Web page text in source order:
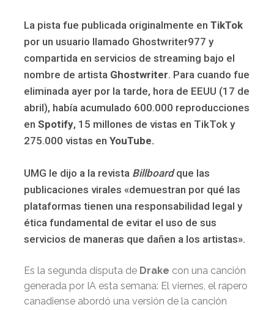
La pista fue publicada originalmente en TikTok
por un usuario llamado Ghostwriter977 y
compartida en servicios de streaming bajo el
nombre de artista Ghostwriter. Para cuando fue
eliminada ayer por la tarde, hora de EEUU (17 de
abril), había acumulado 600.000 reproducciones
en Spotify, 15 millones de vistas en TikTok y
275.000 vistas en YouTube.
UMG le dijo a la revista Billboardque las
publicaciones virales «demuestran por qué las
plataformas tienen una responsabilidad legal y
ética fundamental de evitar el uso de sus
servicios de maneras que dañen a los artistas».
Es la segunda disputa de Drake con una canción
generada por IA esta semana: El viernes, el rapero
canadiense abordó una versión de la canción